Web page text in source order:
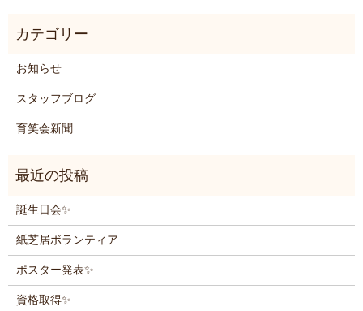
お知らせ
スタッフブログ
育笑会新聞
誕生日会✨
紙芝居ボランティア
ポスター発表✨
資格取得✨